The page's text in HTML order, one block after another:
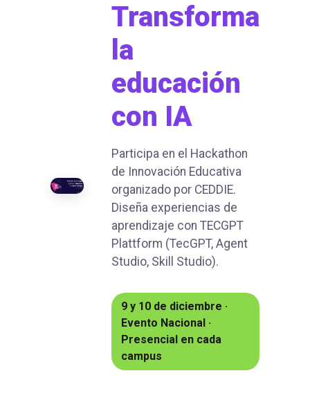
Transforma
la
educación
con IA
Participa en el Hackathon
de Innovación Educativa
organizado por CEDDIE.
Diseña experiencias de
aprendizaje con TECGPT
Plattform (TecGPT, Agent
Studio, Skill Studio).
9 y 10 de diciembre ·
Evento Nacional ·
Presencial en cada
campus